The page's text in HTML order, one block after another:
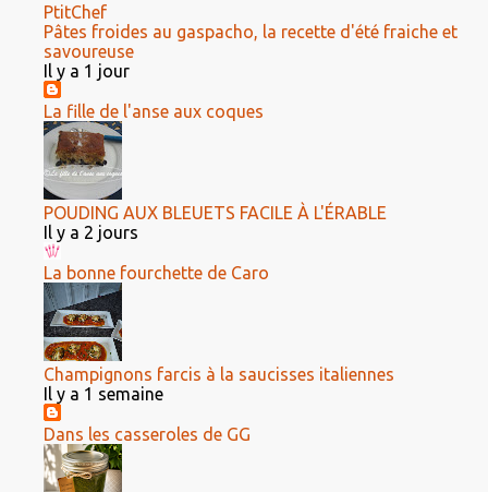
PtitChef
Pâtes froides au gaspacho, la recette d'été fraiche et
savoureuse
Il y a 1 jour
La fille de l'anse aux coques
POUDING AUX BLEUETS FACILE À L'ÉRABLE
Il y a 2 jours
La bonne fourchette de Caro
Champignons farcis à la saucisses italiennes
Il y a 1 semaine
Dans les casseroles de GG